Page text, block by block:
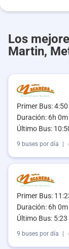
Los
Martin,
Primer Bus:
Duración: 6h 0m
Último Bus:
9 buses por día
Primer Bus:
Duración: 6h 0m
Último Bus: 5:23
9 buses por día |